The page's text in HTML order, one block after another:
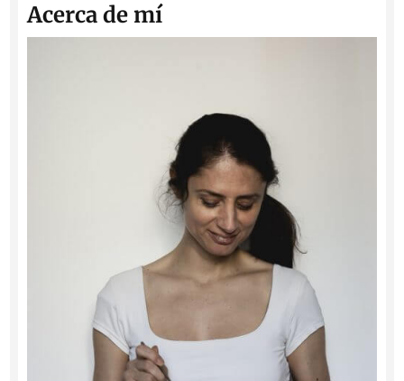
Acerca de mí